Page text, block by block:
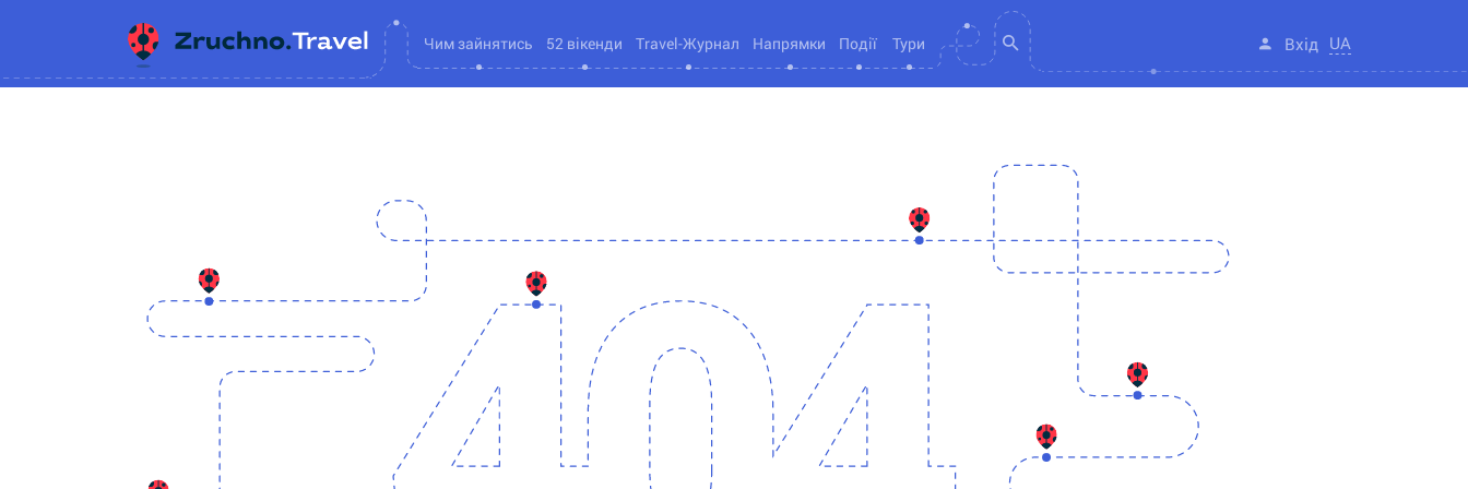
Чим зайнятись 52 вікенди Travel-Журнал Напрямки Події Тури Вхід UA